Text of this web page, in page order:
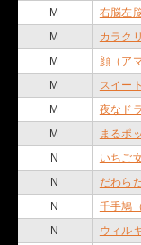
M
右脳左
M
カラク
M
顔（ア
M
スイー
M
夜なド
M
まるポ
N いちご
N だわら
N
千手鳩
N ウィル